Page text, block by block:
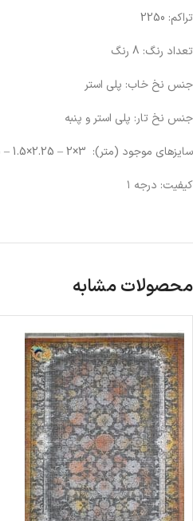
تراکم:‌ 2250
تعداد رنگ: 8 رنگ
جنس نخ خاب: پلی استر
جنس نخ تار: پلی استر و پنبه
سایز‌های موجود (متر): 3×2 – 2.25×1.5 – 1.5×1 – 1.20×0.8 – پادری 0.8×0.5
کیفیت: درجه ۱
محصولات مشابه